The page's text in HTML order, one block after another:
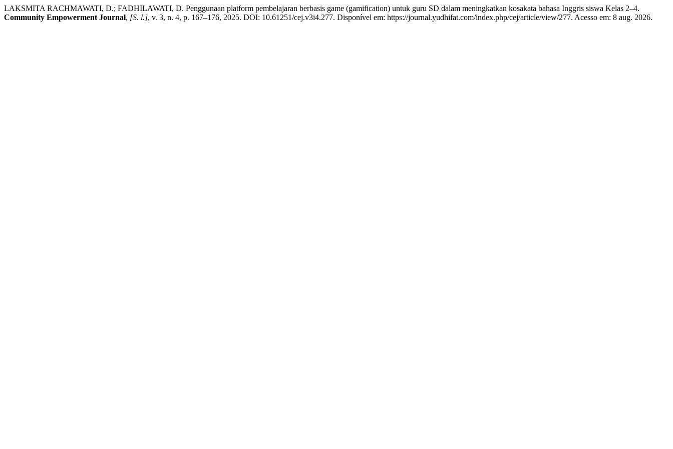
LAKSMITA RACHMAWATI, D.; FADHILAWATI, D. Penggunaan platform pembelajaran berbasis game (gamification) untuk guru SD dalam meningkatkan kosakata bahasa Inggris siswa Kelas 2–4.
Community Empowerment Journal, [S. l.], v. 3, n. 4, p. 167–176, 2025. DOI: 10.61251/cej.v3i4.277. Disponível em: https://journal.yudhifat.com/index.php/cej/article/view/277. Acesso em: 8 aug. 2026.